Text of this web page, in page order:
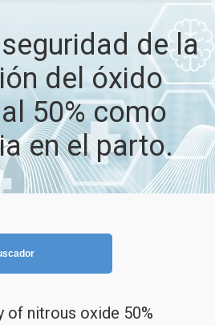
de la
del óxido
50% como
en el parto.
of nitrous oxide 50%